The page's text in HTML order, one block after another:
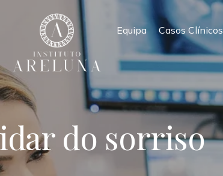
Equipa Casos Clínicos
do sorriso